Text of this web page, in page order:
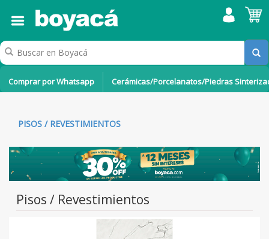
Comprar por Whatsapp Cerámicas/Porcelanatos/Piedras
PISOS / REVESTIMIENTOS
Pisos / Revestimientos